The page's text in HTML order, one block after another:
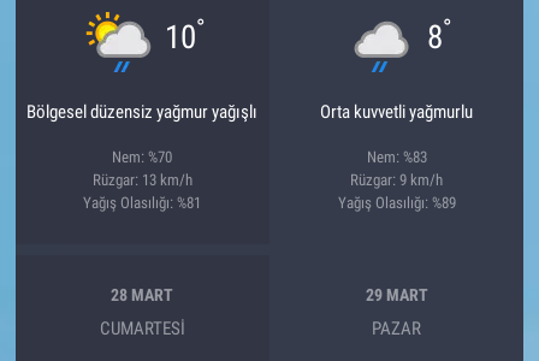
10°
Bölgesel düzensiz yağmur yağışlı
Nem: %70
Rüzgar: 13 km/h
Yağış Olasılığı: %81
8°
Orta kuvvetli yağmurlu
Nem: %83
Rüzgar: 9 km/h
Yağış Olasılığı: %89
28 MART
CUMARTESI
29 MART
PAZAR